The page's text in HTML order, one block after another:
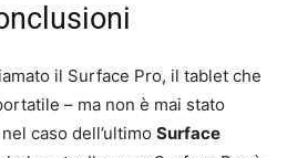
il Surface Pro, il tablet che
– ma non è mai stato
caso dell’ultimo Surface